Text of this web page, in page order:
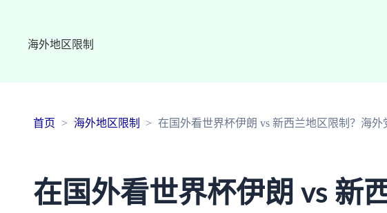
海外地区限制
首页 海外地区限制 在国外看世界杯伊朗 vs 新西兰地区限制？海
在国外看世界杯伊朗 vs 新